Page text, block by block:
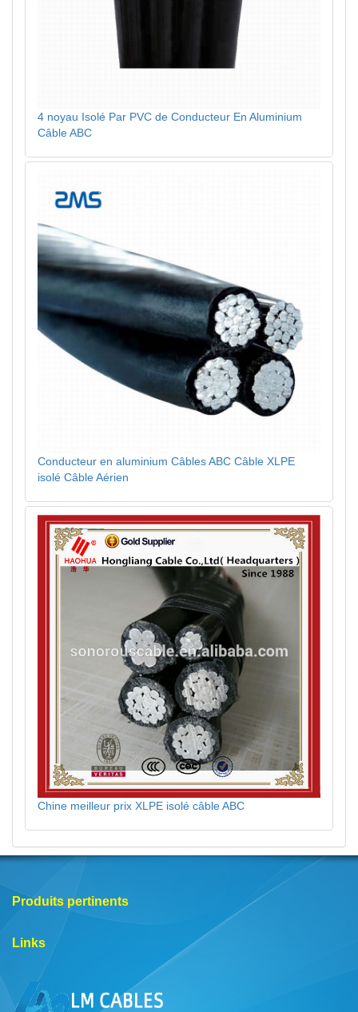
4 noyau Isolé Par PVC de Conducteur En Aluminium
Câble ABC
Conducteur en aluminium Câbles ABC Câble XLPE
isolé Câble Aérien
Chine meilleur prix XLPE isolé câble ABC
Produits pertinents
Links